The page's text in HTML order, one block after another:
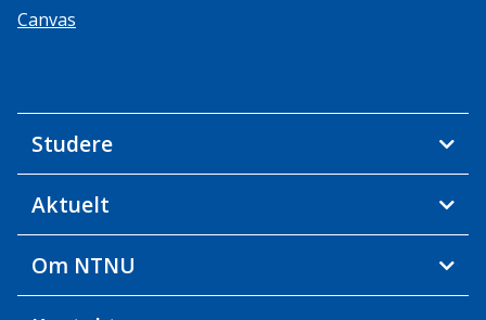
Canvas
Studere
Aktuelt
Om NTNU